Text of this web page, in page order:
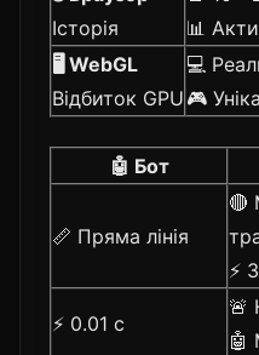
Історія
📊
🖥️ WebGL
Відбиток GPU
💻
🎮
🤖 Бот
📏 Пряма лінія
🔴
⚡
⚡ 0.01 с
🚨
🤖